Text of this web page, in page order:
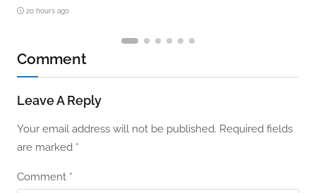
20 hours ago
Comment
Leave A Reply
Your email address will not be published. Required fields
are marked *
Comment *